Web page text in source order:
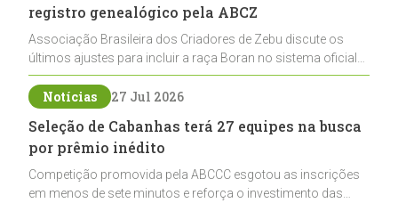
registro genealógico pela ABCZ
Associação Brasileira dos Criadores de Zebu discute os
últimos ajustes para incluir a raça Boran no sistema oficial
de registros, abrindo caminho para sua expansão na
pecuária nacional
Notícias 27 Jul 2026
Seleção de Cabanhas terá 27 equipes na busca
por prêmio inédito
Competição promovida pela ABCCC esgotou as inscrições
em menos de sete minutos e reforça o investimento das